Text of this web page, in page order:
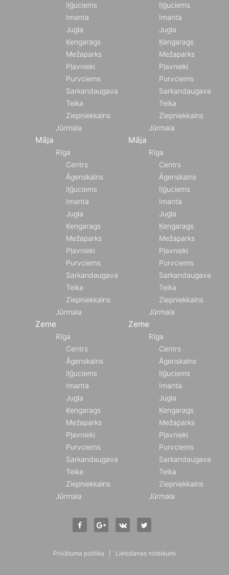
Iļģuciems
Imanta
Jugla
Ķengarags
Mežaparks
Pļavnieki
Purvciems
Sarkandaugava
Teika
Ziepniekkalns
Jūrmala
Māja
Rīga
Centrs
Āgenskalns
Iļģuciems
Imanta
Jugla
Ķengarags
Mežaparks
Pļavnieki
Purvciems
Sarkandaugava
Teika
Ziepniekkalns
Jūrmala
Zeme
Rīga
Centrs
Āgenskalns
Iļģuciems
Imanta
Jugla
Ķengarags
Mežaparks
Pļavnieki
Purvciems
Sarkandaugava
Teika
Ziepniekkalns
Jūrmala
Iļģuciems
Imanta
Jugla
Ķengarags
Mežaparks
Pļavnieki
Purvciems
Sarkandaugava
Teika
Ziepniekkalns
Jūrmala
Māja
Rīga
Centrs
Āgenskalns
Iļģuciems
Imanta
Jugla
Ķengarags
Mežaparks
Pļavnieki
Purvciems
Sarkandaugava
Teika
Ziepniekkalns
Jūrmala
Zeme
Rīga
Centrs
Āgenskalns
Iļģuciems
Imanta
Jugla
Ķengarags
Mežaparks
Pļavnieki
Purvciems
Sarkandaugava
Teika
Ziepniekkalns
Jūrmala
Privātuma politika Lietošanas noteikumi